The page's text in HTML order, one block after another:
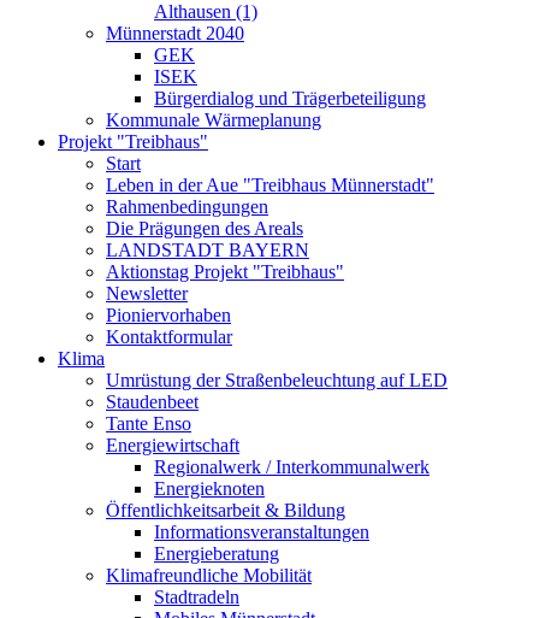
Althausen (1)
Münnerstadt 2040
GEK
ISEK
Bürgerdialog und Trägerbeteiligung
Kommunale Wärmeplanung
Projekt "Treibhaus"
Start
Leben in der Aue "Treibhaus Münnerstadt"
Rahmenbedingungen
Die Prägungen des Areals
LANDSTADT BAYERN
Aktionstag Projekt "Treibhaus"
Newsletter
Pioniervorhaben
Kontaktformular
Klima
Umrüstung der Straßenbeleuchtung auf LED
Staudenbeet
Tante Enso
Energiewirtschaft
Regionalwerk / Interkommunalwerk
Energieknoten
Öffentlichkeitsarbeit & Bildung
Informationsveranstaltungen
Energieberatung
Klimafreundliche Mobilität
Stadtradeln